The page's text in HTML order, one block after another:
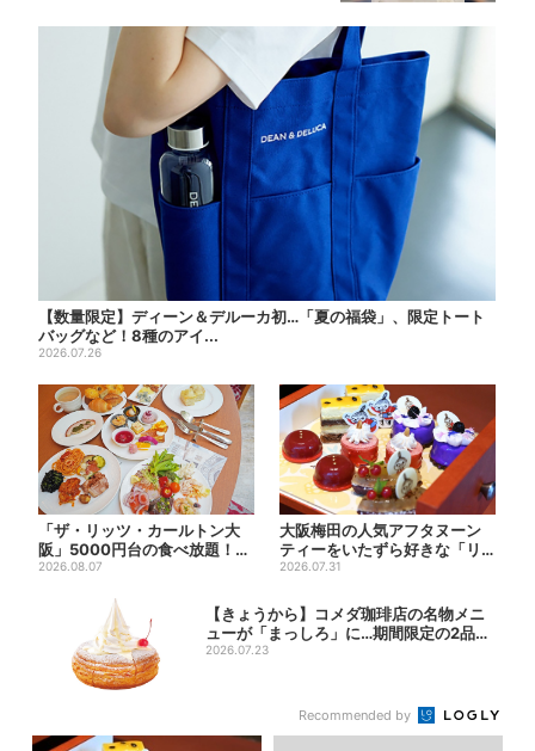
【数量限定】ディーン＆デルーカ初…「夏の福袋」、限定トート
バッグなど！8種のアイ...
2026.07.26
「ザ・リッツ・カールトン大
阪」5000円台の食べ放題！肉
料理、スイーツ、パンまで...
2026.08.07
大阪梅田の人気アフタヌーン
ティーをいたずら好きな「リ
トルミイ」がジャック！「ム
2026.07.31
【きょうから】コメダ珈琲店の名物メニ
ューが「まっしろ」に…期間限定の2品が
登場
2026.07.23
Recommended by